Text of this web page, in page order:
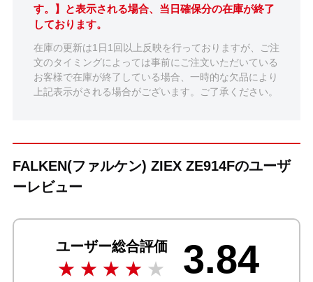
す。】と表示される場合、当日確保分の在庫が終了
しております。
在庫の更新は1日1回以上反映を行っておりますが、ご注
文のタイミングによっては事前にご注文いただいている
お客様で在庫が終了している場合、一時的な欠品により
上記表示がされる場合がございます。ご了承ください。
FALKEN(ファルケン) ZIEX ZE914Fのユーザ
ーレビュー
ユーザー総合評価 3.84